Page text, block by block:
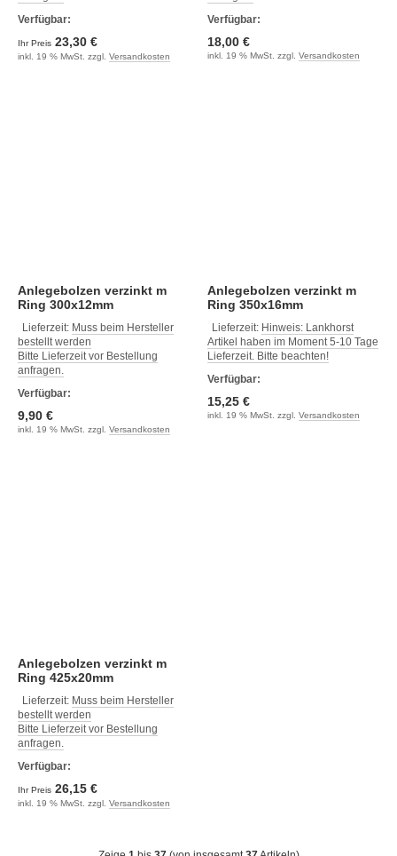
Verfügbar:
Ihr Preis 23,30 €
inkl. 19 % MwSt. zzgl. Versandkosten
Verfügbar:
18,00 €
inkl. 19 % MwSt. zzgl. Versandkosten
Anlegebolzen verzinkt m
Ring 300x12mm
Lieferzeit: Muss beim Hersteller
bestellt werden
Bitte Lieferzeit vor Bestellung
anfragen.
Verfügbar:
9,90 €
inkl. 19 % MwSt. zzgl. Versandkosten
Anlegebolzen verzinkt m
Ring 350x16mm
Lieferzeit: Hinweis: Lankhorst
Artikel haben im Moment 5-10 Tage
Lieferzeit. Bitte beachten!
Verfügbar:
15,25 €
inkl. 19 % MwSt. zzgl. Versandkosten
Anlegebolzen verzinkt m
Ring 425x20mm
Lieferzeit: Muss beim Hersteller
bestellt werden
Bitte Lieferzeit vor Bestellung
anfragen.
Verfügbar:
Ihr Preis 26,15 €
inkl. 19 % MwSt. zzgl. Versandkosten